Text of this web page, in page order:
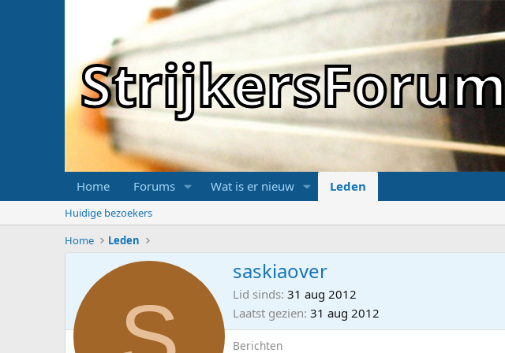
StrijkersForum
Home Forums Wat is er nieuw Leden
Huidige bezoekers
Home
Leden
saskiaover
Lid sinds 31 aug 2012
Laatst gezien 31 aug 2012
Berichten